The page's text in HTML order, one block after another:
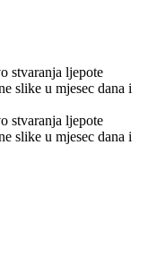
stvaranja ljepote
slike u mjesec dana i
stvaranja ljepote
slike u mjesec dana i